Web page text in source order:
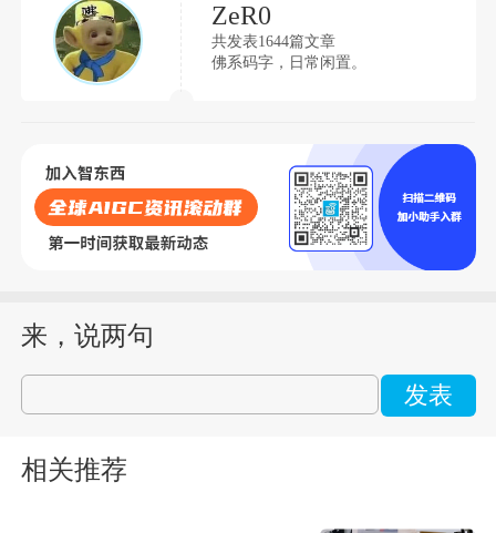
ZeR0
共发表1644篇文章
佛系码字，日常闲置。
来，说两句
发表
相关推荐